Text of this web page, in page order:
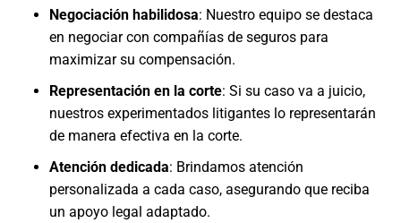
Negociación habilidosa: Nuestro equipo se destaca
en negociar con compañías de seguros para
maximizar su compensación.
Representación en la corte: Si su caso va a juicio,
nuestros experimentados litigantes lo representarán
de manera efectiva en la corte.
Atención dedicada: Brindamos atención
personalizada a cada caso, asegurando que reciba
un apoyo legal adaptado.